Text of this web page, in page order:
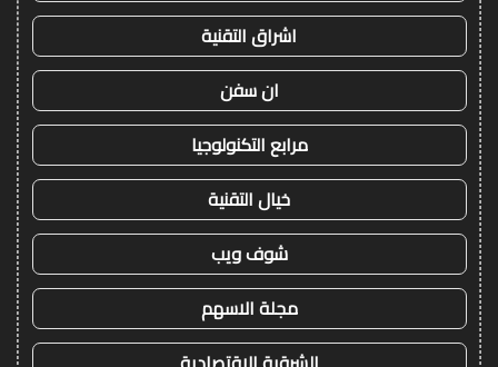
اشراق التقنية
ان سفن
مرابع التكنولوجيا
خيال التقنية
شوف ويب
مجلة الاسهم